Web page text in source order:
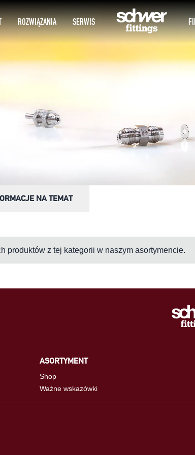
ROZWIĄZANIA SERWIS
NA TEMAT
produktów z tej kategorii w naszym asortymencie.
ASORTYMENT
Shop
Ważne wskazówki